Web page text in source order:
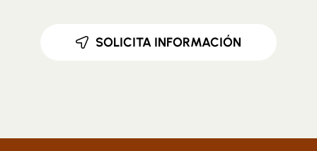
SOLICITA INFORMACIÓN